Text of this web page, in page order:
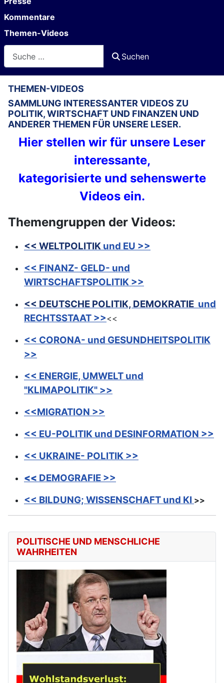
Kommentare
Themen-Videos
Suchen
THEMEN-VIDEOS
SAMMLUNG INTERESSANTER VIDEOS ZU
POLITIK, WIRTSCHAFT UND FINANZEN UND
ANDERER THEMEN FÜR UNSERE LESER.
Hier stellen wir für unsere Leser
interessante,
kategorisierte und sehenswerte
Videos ein.
Themengruppen der Videos:
<< WELTPOLITIK und EU >>
<< FINANZ- GELD- und
WIRTSCHAFTSPOLITIK >>
<< DEUTSCHE POLITIK, DEMOKRATIE und
RECHTSSTAAT >><<
<< CORONA- und GESUNDHEITSPOLITIK
>>
<< ENERGIE, UMWELT und
"KLIMAPOLITIK" >>
<<MIGRATION >>
<< EU-POLITIK und DESINFORMATION >>
<< UKRAINE- POLITIK >>
<< DEMOGRAFIE >>
<< BILDUNG; WISSENSCHAFT und KI >>
POLITISCHE UND MENSCHLICHE
WAHRHEITEN